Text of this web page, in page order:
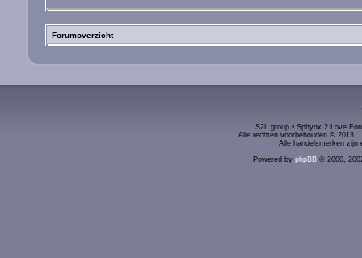
Forumoverzicht
S2L group • Sphynx 2 Love
Alle rechten voorbehouden ©
Alle handelsmerken zijn
Powered by phpBB© 2000,